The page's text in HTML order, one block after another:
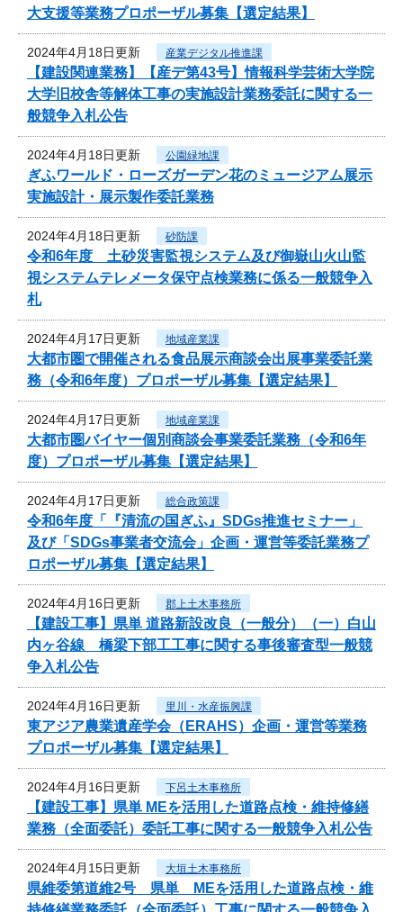
大支援等業務プロポーザル募集【選定結果】
2024年4月18日更新 産業デジタル推進課
【建設関連業務】【産デ第43号】情報科学芸術大学院
大学旧校舎等解体工事の実施設計業務委託に関する一
般競争入札公告
2024年4月18日更新 公園緑地課
ぎふワールド・ローズガーデン花のミュージアム展示
実施設計・展示製作委託業務
2024年4月18日更新 砂防課
令和6年度 土砂災害監視システム及び御嶽山火山監
視システムテレメータ保守点検業務に係る一般競争入
札
2024年4月17日更新 地域産業課
大都市圏で開催される食品展示商談会出展事業委託業
務（令和6年度）プロポーザル募集【選定結果】
2024年4月17日更新 地域産業課
大都市圏バイヤー個別商談会事業委託業務（令和6年
度）プロポーザル募集【選定結果】
2024年4月17日更新 総合政策課
令和6年度「『清流の国ぎふ』SDGs推進セミナー」
及び「SDGs事業者交流会」企画・運営等委託業務プ
ロポーザル募集【選定結果】
2024年4月16日更新 郡上土木事務所
【建設工事】県単 道路新設改良（一般分）（一）白山
内ヶ谷線 橋梁下部工工事に関する事後審査型一般競
争入札公告
2024年4月16日更新 里川・水産振興課
東アジア農業遺産学会（ERAHS）企画・運営等業務
プロポーザル募集【選定結果】
2024年4月16日更新 下呂土木事務所
【建設工事】県単 MEを活用した道路点検・維持修繕
業務（全面委託）委託工事に関する一般競争入札公告
2024年4月15日更新 大垣土木事務所
県維委第道維2号 県単 MEを活用した道路点検・維